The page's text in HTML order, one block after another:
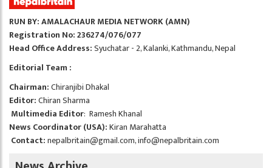
RUN BY: AMALACHAUR MEDIA NETWORK (AMN)
Registration No: 236274/076/077
Head Office Address:Syuchatar - 2, Kalanki, Kathmandu, Nepal
Editorial Team :
Chairman:Chiranjibi Dhakal
Editor:Chiran Sharma
Multimedia Editor: Ramesh Khanal
News Coordinator (USA):Kiran Marahatta
Contact:nepalbritain@gmail.com,info@nepalbritain.com